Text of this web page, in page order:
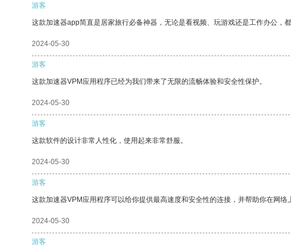
游客
这款加速器app简直是居家旅行必备神器，无论是看视频、玩游戏还是工作办公，
2024-05-30
游客
这款加速器VPM应用程序已经为我们带来了无限的流畅体验和安全性保护。
2024-05-30
游客
这款软件的设计非常人性化，使用起来非常舒服。
2024-05-30
游客
这款加速器VPM应用程序可以给你提供最高速度和安全性的连接，并帮助你在网络
2024-05-30
游客